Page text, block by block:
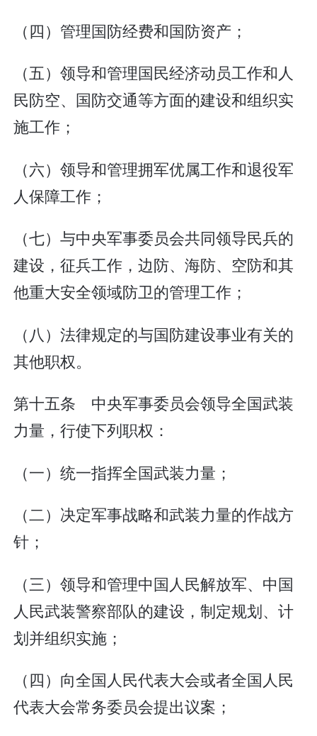
（四）管理国防经费和国防资产；
（五）领导和管理国民经济动员工作和人
民防空、国防交通等方面的建设和组织实
施工作；
（六）领导和管理拥军优属工作和退役军
人保障工作；
（七）与中央军事委员会共同领导民兵的
建设，征兵工作，边防、海防、空防和其
他重大安全领域防卫的管理工作；
（八）法律规定的与国防建设事业有关的
其他职权。
第十五条 中央军事委员会领导全国武装
力量，行使下列职权：
（一）统一指挥全国武装力量；
（二）决定军事战略和武装力量的作战方
针；
（三）领导和管理中国人民解放军、中国
人民武装警察部队的建设，制定规划、计
划并组织实施；
（四）向全国人民代表大会或者全国人民
代表大会常务委员会提出议案；